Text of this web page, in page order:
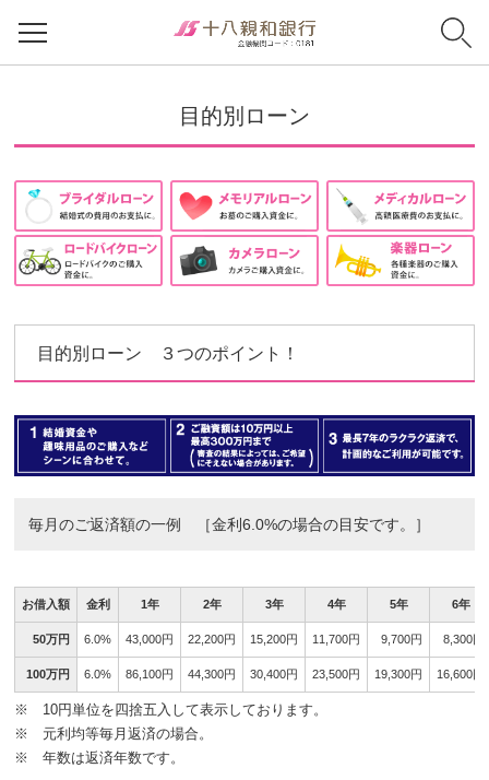
目的別ローン
目的別ローン ３つのポイント！
毎月のご返済額の一例 ［金利6.0%の場合の目安です。］
お借入額 金利 1年 2年 3年 4年 5年 6年
50万円 6.0% 43,000円 22,200円 15,200円 11,700円 9,700円 8,300円
100万円 6.0% 86,100円 44,300円 30,400円 23,500円 19,300円 16,600円
※ 10円単位を四捨五入して表示しております。
※ 元利均等毎月返済の場合。
※ 年数は返済年数です。